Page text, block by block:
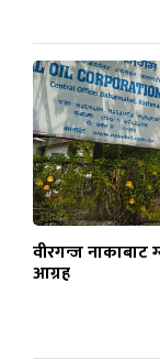
वीरगन्ज
आग्रह